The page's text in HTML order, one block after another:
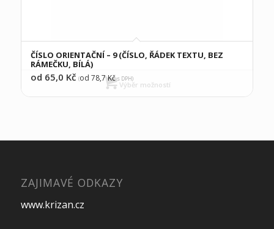
ČÍSLO ORIENTAČNÍ – 9 (ČÍSLO, ŘÁDEK TEXTU, BEZ
RÁMEČKU, BÍLÁ)
od 65,0 Kč (od 78,7Kčs DPH)
Výběr možností
ZAJIMAVÉ ODKAZY
www.krizan.cz